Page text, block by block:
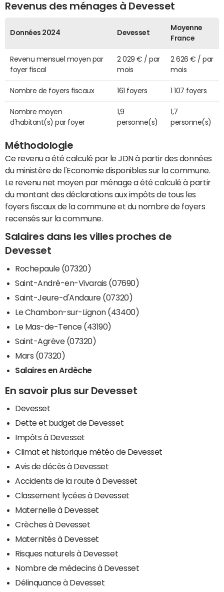
Revenus des ménages à Devesset
Données 2024 Devesset
Moyenne
France
Revenu mensuel moyen par
foyer fiscal
2 029 € / par
mois
2 626 € / par
mois
Nombre de foyers fiscaux 161 foyers 1 107 foyers
Nombre moyen
d'habitant(s) par foyer
1,9
personne(s)
1,7
personne(s)
Méthodologie
Ce revenu a été calculé par le JDN à partir des données
du ministère de l'Economie disponibles sur la commune.
Le revenu net moyen par ménage a été calculé à partir
du montant des déclarations aux impôts de tous les
foyers fiscaux de la commune et du nombre de foyers
recensés sur la commune.
Salaires dans les villes proches de
Devesset
Rochepaule (07320)
Saint-André-en-Vivarais (07690)
Saint-Jeure-d'Andaure (07320)
Le Chambon-sur-Lignon (43400)
Le Mas-de-Tence (43190)
Saint-Agrève (07320)
Mars (07320)
Salaires en Ardèche
En savoir plus sur Devesset
Devesset
Dette et budget de Devesset
Impôts à Devesset
Climat et historique météo de Devesset
Avis de décès à Devesset
Accidents de la route à Devesset
Classement lycées à Devesset
Maternelle à Devesset
Crèches à Devesset
Maternités à Devesset
Risques naturels à Devesset
Nombre de médecins à Devesset
Délinquance à Devesset